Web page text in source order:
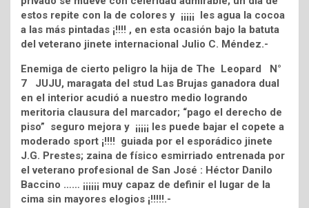
estos repite con la de colores y ¡¡¡¡¡ les agua la cocoa
a las más pintadas ¡!!!! , en esta ocasión bajo la batuta
del veterano jinete internacional Julio C. Méndez.-
Enemiga de cierto peligro la hija de The Leopard N°
7 JUJU, maragata del stud Las Brujas ganadora dual
en el interior acudió a nuestro medio logrando
meritoria clausura del marcador; “pago el derecho de
piso” seguro mejora y ¡¡¡¡¡ les puede bajar el copete a
moderado sport ¡!!!! guiada por el esporádico jinete
J.G. Prestes; zaina de físico esmirriado entrenada por
el veterano profesional de San José : Héctor Danilo
Baccino …… ¡¡¡¡¡¡ muy capaz de definir el lugar de la
cima sin mayores elogios ¡!!!!!.-